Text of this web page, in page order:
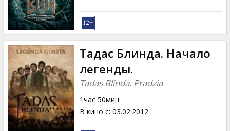
B2B
Клуб
Тадас Блинда. Начало
легенды.
Tadas Blinda. Pradzia
1час 50мин
В кино с: 03.02.2012